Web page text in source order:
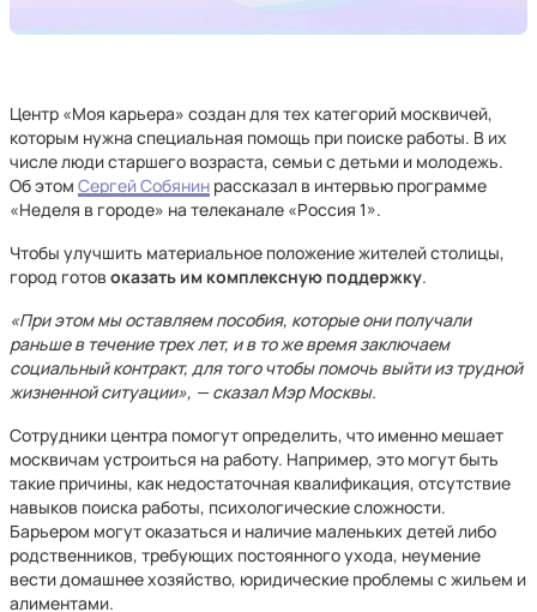
Центр «Моя карьера» создан для тех категорий москвичей,
которым нужна специальная помощь при поиске работы. В их
числе люди старшего возраста, семьи с детьми и молодежь.
Об этом Сергей Собянин рассказал в интервью программе
«Неделя в городе» на телеканале «Россия 1».
Чтобы улучшить материальное положение жителей столицы,
город готов оказать им комплексную поддержку.
«При этом мы оставляем пособия, которые они получали
раньше в течение трех лет, и в то же время заключаем
социальный контракт, для того чтобы помочь выйти из трудной
жизненной ситуации», — сказал Мэр Москвы.
Сотрудники центра помогут определить, что именно мешает
москвичам устроиться на работу. Например, это могут быть
такие причины, как недостаточная квалификация, отсутствие
навыков поиска работы, психологические сложности.
Барьером могут оказаться и наличие маленьких детей либо
родственников, требующих постоянного ухода, неумение
вести домашнее хозяйство, юридические проблемы с жильем и
алиментами.